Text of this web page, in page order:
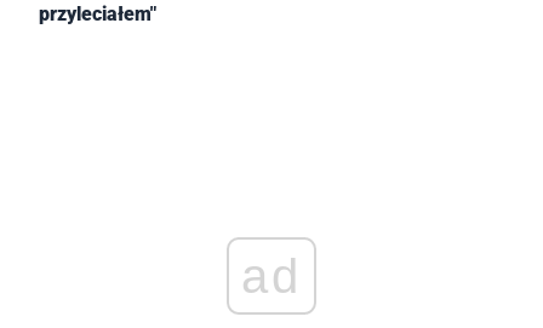
przyleciałem"
ad